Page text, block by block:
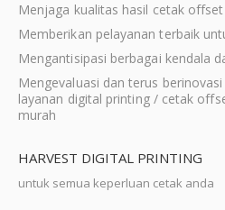
Menjaga kualitas hasil cetak
Memberikan pelayanan terbaik
Mengantisipasi berbagai kendala
Mengevaluasi dan terus
layanan digital printing / cetak
murah
HARVEST DIGITAL PRINTING
untuk semua keperluan cetak anda